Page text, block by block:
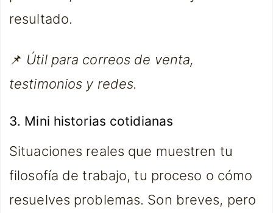
resultado.
📌 Útil para correos de venta,
testimonios y redes.
3. Mini historias cotidianas
Situaciones reales que muestren tu
filosofía de trabajo, tu proceso o cómo
resuelves problemas. Son breves, pero